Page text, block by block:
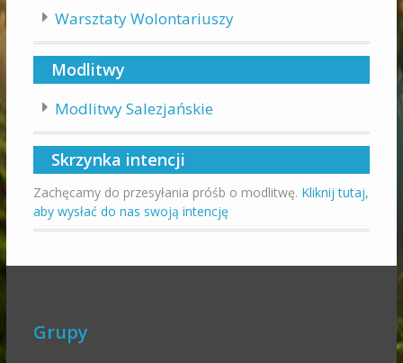
Warsztaty Wolontariuszy
Modlitwy
Modlitwy Salezjańskie
Skrzynka intencji
Zachęcamy do przesyłania próśb o modlitwę. Kliknij tutaj,
aby wysłać do nas swoją intencję
Grupy